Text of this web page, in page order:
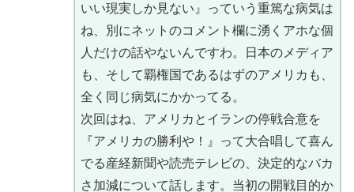
いい現実しか見ない』っていう重篤な病気は
ね、別にネットのコメント欄に湧くアホな個
人だけの話やないんですわ。日本のメディア
も、そして覇権国であるはずのアメリカも、
全く同じ病気にかかってる。
次回はね、アメリカとイランの停戦合意を
『アメリカの勝利や！』って大合唱して喜ん
でる産経新聞や読売テレビの、決定的なバカ
さ加減について話します。当初の開戦目的か